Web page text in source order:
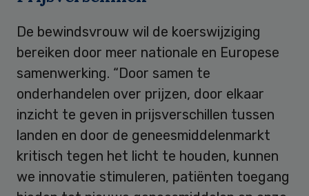
De bewindsvrouw wil de koerswijziging
bereiken door meer nationale en Europese
samenwerking. “Door samen te
onderhandelen over prijzen, door elkaar
inzicht te geven in prijsverschillen tussen
landen en door de geneesmiddelenmarkt
kritisch tegen het licht te houden, kunnen
we innovatie stimuleren, patiënten toegang